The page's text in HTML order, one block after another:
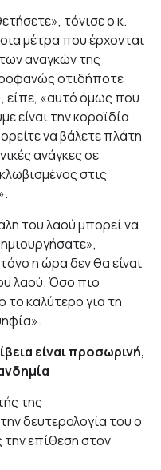
τόνισε ο κ.
μέτρα που έρχονται
αναγκών της
οτιδήποτε
είπε, «αυτό όμως που
είναι την κοροϊδία
να βάλετε πλάτη
ανάγκες σε
στις
του λαού μπορεί να
η ώρα δεν θα είναι
λαού. Όσο πιο
το καλύτερο για τη
είναι προσωρινή,
της
δευτερολογία του ο
την επίθεση στον